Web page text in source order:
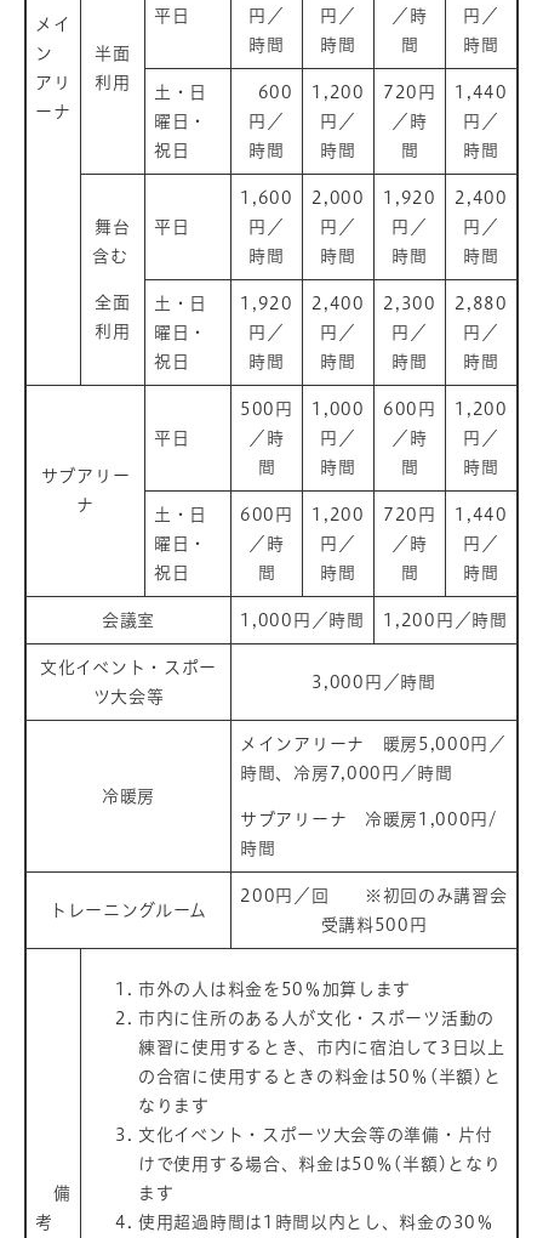
メイ
ン
アリ
ーナ
半面
利用
平日
円／
時間
円／
時間
／時
間
円／
時間
土・日
曜日・
祝日
600
円／
時間
1,200
円／
時間
720円
／時
間
1,440
円／
時間
舞台
含む
全面
利用
平日
1,600
円／
時間
2,000
円／
時間
1,920
円／
時間
2,400
円／
時間
土・日
曜日・
祝日
1,920
円／
時間
2,400
円／
時間
2,300
円／
時間
2,880
円／
時間
サブアリー
ナ
平日
500円
／時
間
1,000
円／
時間
600円
／時
間
1,200
円／
時間
土・日
曜日・
祝日
600円
／時
間
1,200
円／
時間
720円
／時
間
1,440
円／
時間
会議室 1,000円／時間 1,200円／時間
文化イベント・スポー
ツ大会等
3,000円／時間
冷暖房
メインアリーナ 暖房5,000円／
時間、冷房7,000円／時間
サブアリーナ 冷暖房1,000円/
時間
トレーニングルーム
200円／回 ※初回のみ講習会
受講料500円
備
考
市外の人は料金を50％加算します
市内に住所のある人が文化・スポーツ活動の
練習に使用するとき、市内に宿泊して3日以上
の合宿に使用するときの料金は50％(半額)と
なります
文化イベント・スポーツ大会等の準備・片付
けで使用する場合、料金は50％(半額)となり
ます
使用超過時間は1時間以内とし、料金の30％